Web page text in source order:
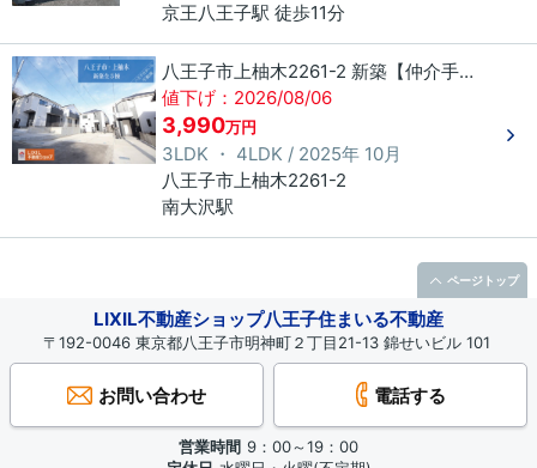
京王八王子駅 徒歩11分
八王子市上柚木2261-2 新築【仲介手数料無料】
値下げ：2026/08/06
3,990万円
3LDK ・ 4LDK / 2025年 10月
八王子市上柚木2261-2
南大沢駅
LIXIL不動産ショップ八王子住まいる不動産
〒192-0046 東京都八王子市明神町２丁目21-13 錦せいビル 101
お問い合わせ 電話する
営業時間 9：00～19：00
ページトップ